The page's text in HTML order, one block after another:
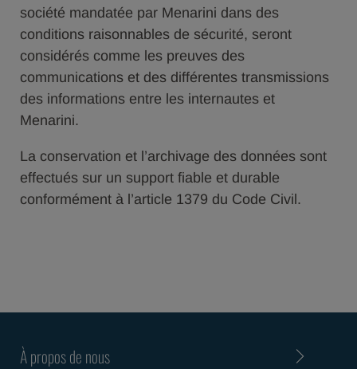
société mandatée par Menarini dans des
conditions raisonnables de sécurité, seront
considérés comme les preuves des
communications et des différentes transmissions
des informations entre les internautes et
Menarini.
La conservation et l’archivage des données sont
effectués sur un support fiable et durable
conformément à l’article 1379 du Code Civil.
À propos de nous